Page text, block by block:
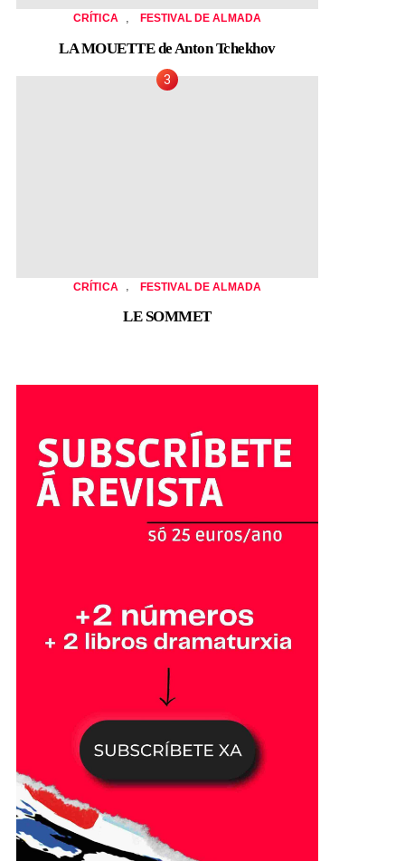
CRÍTICA FESTIVAL DE ALMADA
LA MOUETTE de Anton Tchekhov
CRÍTICA FESTIVAL DE ALMADA
LE SOMMET